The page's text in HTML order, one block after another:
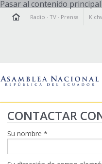
Pasar al contenido principal
Radio ·TV · Prensa
LA ASAMBLEA
FISCALIZAMOS
CONTACTAR
Su nombre *